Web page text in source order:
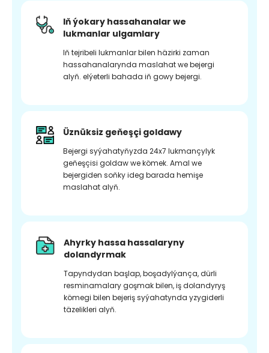
Iň ýokary hassahanalar we
lukmanlar ulgamlary
Iň tejribeli lukmanlar bilen häzirki zaman
hassahanalarynda maslahat we bejergi
alyň. elýeterli bahada iň gowy bejergi.
Üznüksiz geňeşçi goldawy
Bejergi syýahatyňyzda 24x7 lukmançylyk
geňeşçisi goldaw we kömek. Amal we
bejergiden soňky ideg barada hemişe
maslahat alyň.
Ahyrky hassa hassalaryny
dolandyrmak
Tapyndydan başlap, boşadylýança, dürli
resminamalary goşmak bilen, iş dolandyryş
kömegi bilen bejeriş syýahatynda yzygiderli
täzelikleri alyň.